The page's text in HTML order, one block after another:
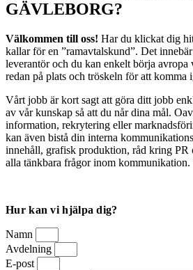
GÄVLEBORG?
Välkommen till oss! Har du klickat dig
kallar för en ”ramavtalskund”. Det
leverantör och du kan enkelt börja avropa
redan på plats och tröskeln för att komma
Vårt jobb är kort sagt att göra ditt jobb
av vår kunskap så att du når dina mål.
information, rekrytering eller
kan även bistå din interna
innehåll, grafisk produktion, råd kring PR
alla tänkbara frågor inom kommunikation.
Hur kan vi hjälpa dig?
Namn
Avdelning
E-post